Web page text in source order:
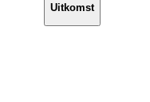
Uitkomst